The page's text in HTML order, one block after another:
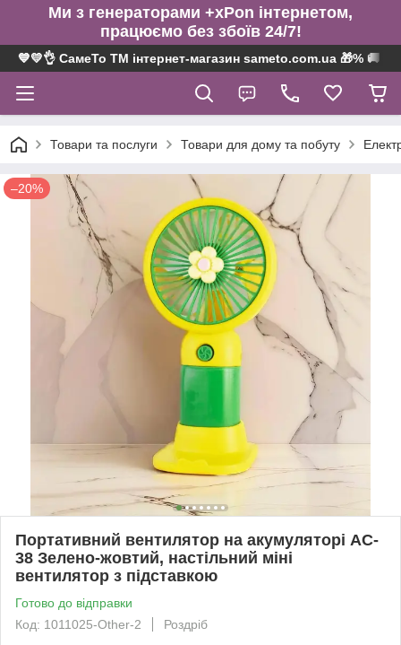
Ми з генераторами +xPon інтернетом,
працюємо без збоїв 24/7!
💙💛👌 СамеТо ТМ інтернет-магазин sameto.com.ua 🎁% 🚚 ⤵
Товари та послуги Товари для дому та побуту
–20%
Портативний вентилятор на акумуляторі AC-
38 Зелено-жовтий, настільний міні
вентилятор з підставкою
Готово до відправки
Код: 1011025-Other-2
Роздріб